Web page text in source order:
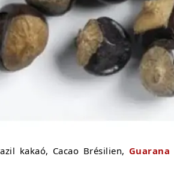
kakaó, Cacao Brésilien, Guarana